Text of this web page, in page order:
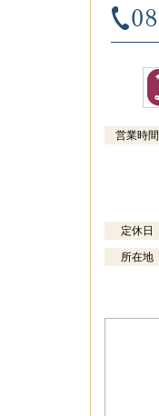
営業時間
定休日
所在地